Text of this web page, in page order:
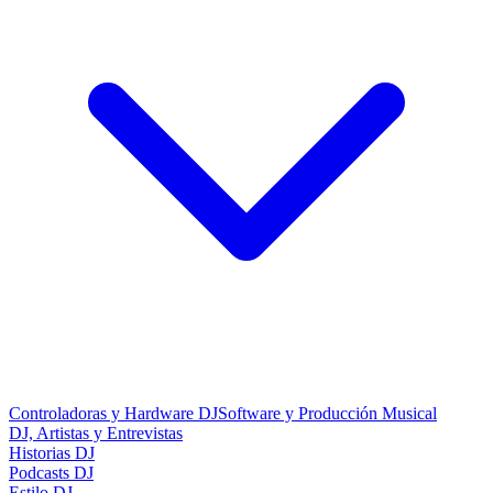
Controladoras y Hardware DJSoftware y Producción Musical
DJ, Artistas y Entrevistas
Historias DJ
Podcasts DJ